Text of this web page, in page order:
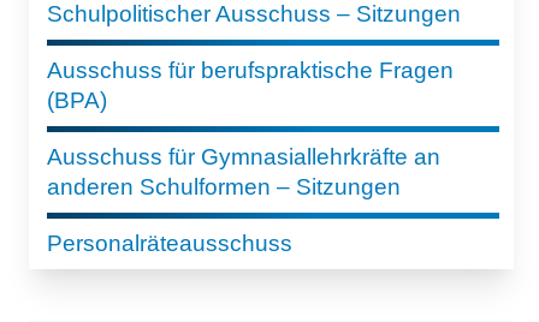
Schulpolitischer Ausschuss – Sitzungen
Ausschuss für berufspraktische Fragen
(BPA)
Ausschuss für Gymnasiallehrkräfte an
anderen Schulformen – Sitzungen
Personalräteausschuss